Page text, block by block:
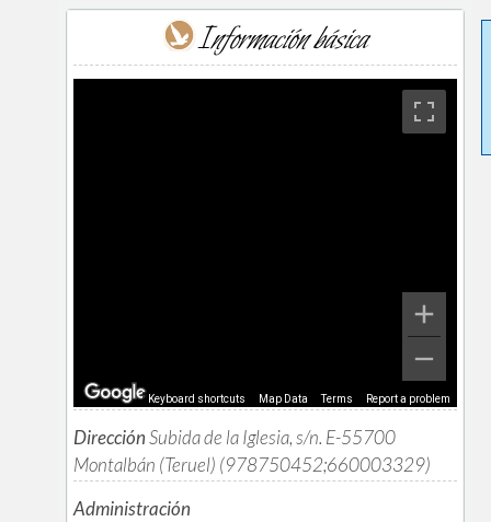
Información básica
Keyboard shortcuts Map Data Terms Report a problem
DirecciónSubida de la Iglesia, s/n. E-55700
Montalbán (Teruel) (978750452;660003329)
Administración